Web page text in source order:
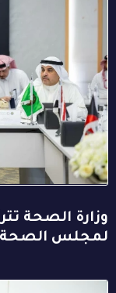
وزارة الصحة
لمجلس الصحة